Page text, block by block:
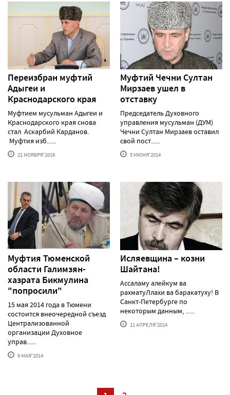
Переизбран муфтий
Адыгеи и
Краснодарского края
Муфтием мусульман Адыгеи и
Краснодарского края снова
стал Аскарбий Карданов.
Муфтия изб......
21 НОЯБРЯ'2016
Муфтий Чечни Султан
Мирзаев ушел в
отставку
Председатель Духовного
управления мусульман (ДУМ)
Чечни Султан Мирзаев оставил
свой пост......
5 ИЮНЯ'2014
Муфтия Тюменской
области Галимзян-
хазрата Бикмулина
"попросили"
15 мая 2014 года в Тюмени
состоится внеочередной съезд
Централизованной
организации Духовное
управ......
6 МАЯ'2014
Исляевщина – козни
Шайтана!
Ассаламу алейкум ва
рахматуЛлахи ва баракатуху! В
Санкт-Петербурге по
некоторым данным, ......
11 АПРЕЛЯ'2014